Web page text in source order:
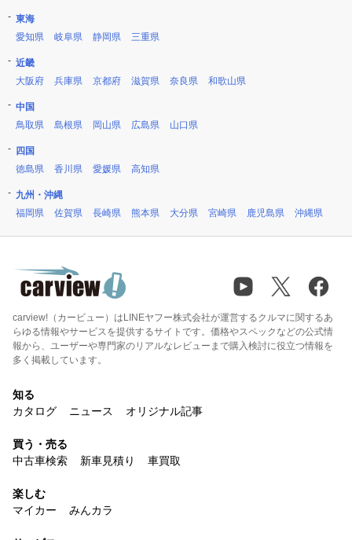
東海
愛知県
岐阜県 静岡県 三重県
近畿
大阪府
兵庫県 京都府 滋賀県 奈良県 和歌山県
中国
鳥取県
島根県 岡山県 広島県 山口県
四国
徳島県
香川県 愛媛県 高知県
九州・沖縄
福岡県
佐賀県 長崎県 熊本県 大分県 宮崎県 鹿児島県 沖縄県
carview!（カービュー）はLINEヤフー株式会社が運営するクルマに関するあ
らゆる情報やサービスを提供するサイトです。価格やスペックなどの公式情
報から、ユーザーや専門家のリアルなレビューまで購入検討に役立つ情報を
多く掲載しています。
知る
カタログ
ニュース オリジナル記事
買う・売る
中古車検索
新車見積り 車買取
楽しむ
マイカー
みんカラ